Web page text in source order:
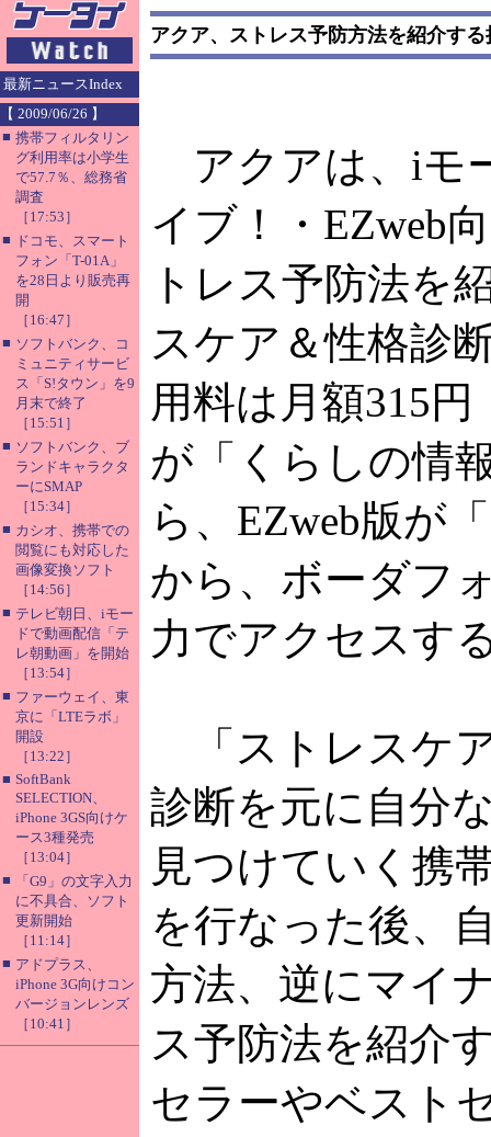
最新ニュースIndex
【 2009/06/26 】
■ 携帯フィルタリン
グ利用率は小学生
で57.7％、総務省
調査
［17:53］
■ ドコモ、スマート
フォン「T-01A」
を28日より販売再
開
［16:47］
■ ソフトバンク、コ
ミュニティサービ
ス「S!タウン」を9
月末で終了
［15:51］
■ ソフトバンク、ブ
ランドキャラクタ
ーにSMAP
［15:34］
■ カシオ、携帯での
閲覧にも対応した
画像変換ソフト
［14:56］
■ テレビ朝日、iモー
ドで動画配信「テ
レ朝動画」を開始
［13:54］
■ ファーウェイ、東
京に「LTEラボ」
開設
［13:22］
■ SoftBank
SELECTION、
iPhone 3GS向けケ
ース3種発売
［13:04］
■
「G9」の文字入力
に不具合、ソフト
更新開始
［11:14］
■ アドプラス、
iPhone 3G向けコン
バージョンレンズ
［10:41］
アクア、ストレス予防方法を紹介す
アクアは、iモ
イブ！・EZweb
トレス予防法を
スケア＆性格診
用料は月額315
が「くらしの情
ら、EZweb版が
から、ボーダフ
力でアクセスす
「ストレスケ
診断を元に自分
見つけていく携
を行なった後、
方法、逆にマイ
ス予防法を紹介
セラーやベスト